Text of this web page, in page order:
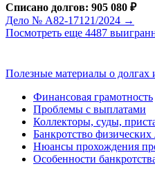
Списано долгов: 905 080 ₽
Дело № А82-17121/2024 →
Посмотреть еще 4487
Полезные материалы о долгах
Финансовая грамотность
Проблемы с выплатами
Коллекторы, суды,
Банкротство физических
Нюансы прохождения
Особенности